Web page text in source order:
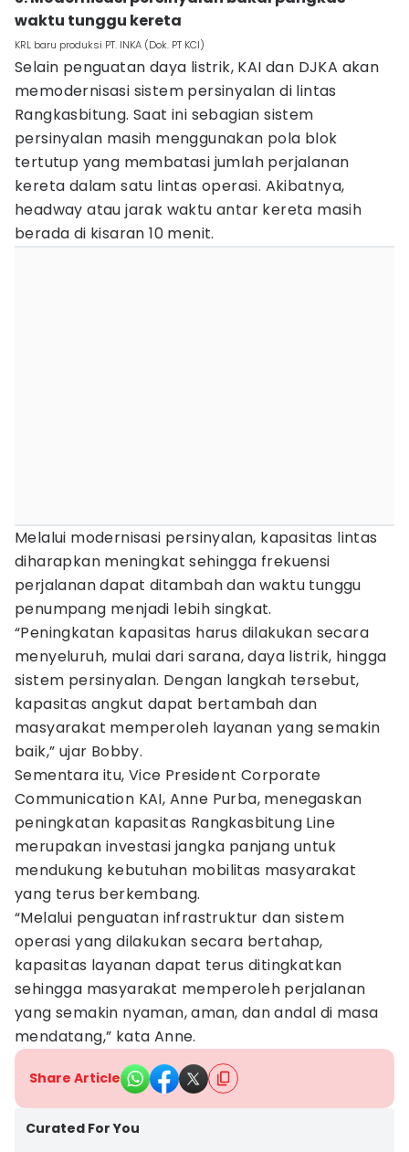
waktu tunggu kereta
KRL baru produksi PT. INKA (Dok. PT KCI)
Selain penguatan daya listrik, KAI dan DJKA akan
memodernisasi sistem persinyalan di lintas
Rangkasbitung. Saat ini sebagian sistem
persinyalan masih menggunakan pola blok
tertutup yang membatasi jumlah perjalanan
kereta dalam satu lintas operasi. Akibatnya,
headway atau jarak waktu antar kereta masih
berada di kisaran 10 menit.
Melalui modernisasi persinyalan, kapasitas lintas
diharapkan meningkat sehingga frekuensi
perjalanan dapat ditambah dan waktu tunggu
penumpang menjadi lebih singkat.
“Peningkatan kapasitas harus dilakukan secara
menyeluruh, mulai dari sarana, daya listrik, hingga
sistem persinyalan. Dengan langkah tersebut,
kapasitas angkut dapat bertambah dan
masyarakat memperoleh layanan yang semakin
baik,” ujar Bobby.
Sementara itu, Vice President Corporate
Communication KAI, Anne Purba, menegaskan
peningkatan kapasitas Rangkasbitung Line
merupakan investasi jangka panjang untuk
mendukung kebutuhan mobilitas masyarakat
yang terus berkembang.
“Melalui penguatan infrastruktur dan sistem
operasi yang dilakukan secara bertahap,
kapasitas layanan dapat terus ditingkatkan
sehingga masyarakat memperoleh perjalanan
yang semakin nyaman, aman, dan andal di masa
mendatang,” kata Anne.
Share Article
Curated For You